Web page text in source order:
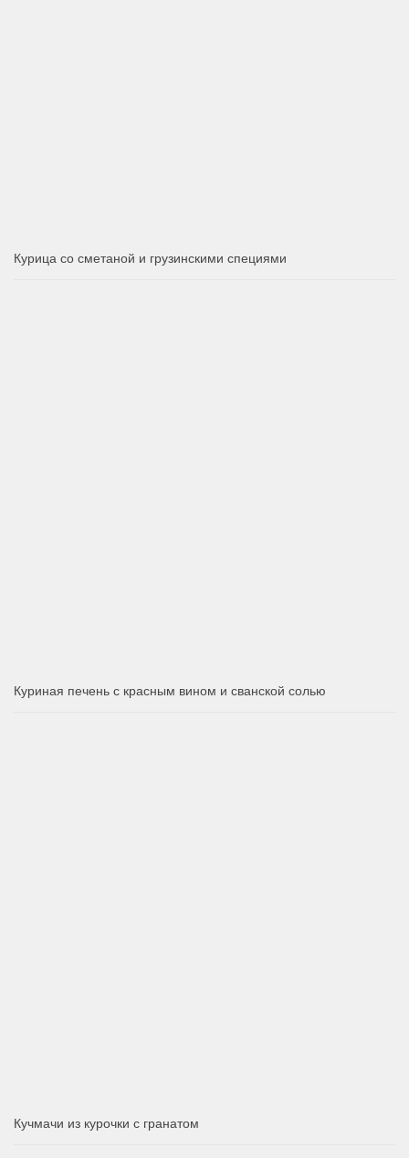
Курица со сметаной и грузинскими специями
Куриная печень с красным вином и сванской солью
Кучмачи из курочки с гранатом